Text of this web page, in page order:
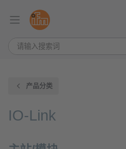
产品分类
IO-Link